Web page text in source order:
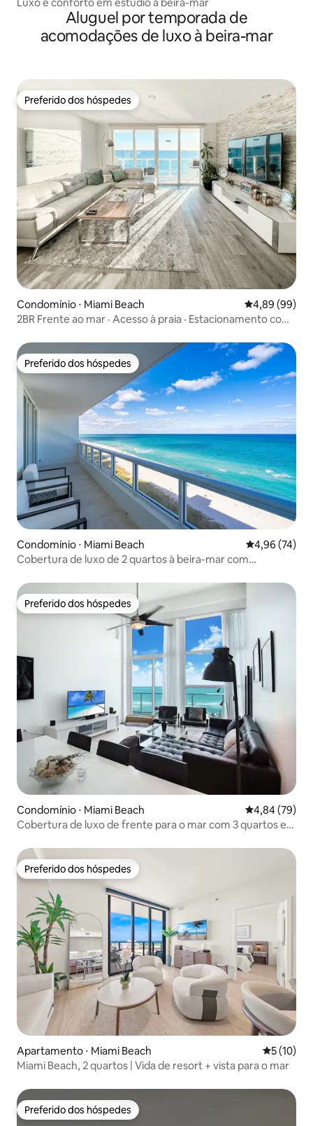
Luxo e conforto em estúdio à beira-mar
Aluguel por temporada de
acomodações de luxo à beira-mar
Preferido dos hóspedes
Preferido dos hóspedes
Condomínio ⋅ Miami Beach 4,89 de uma
4,89 (99)
2BR Frente ao mar · Acesso à praia · Estacionamento com
Preferido dos hóspedes
Preferido dos hóspedes
Condomínio ⋅ Miami Beach 4,96 de uma
4,96 (74)
Cobertura de luxo de 2 quartos à beira-mar com
Preferido dos hóspedes
Preferido dos hóspedes
Condomínio ⋅ Miami Beach 4,84 de uma
4,84 (79)
Cobertura de luxo de frente para o mar com 3 quartos e
Preferido dos hóspedes
Preferido dos hóspedes
Apartamento ⋅ Miami Beach 5 de uma
5 (10)
Miami Beach, 2 quartos | Vida de resort + vista para o mar
Preferido dos hóspedes
Preferido dos hóspedes